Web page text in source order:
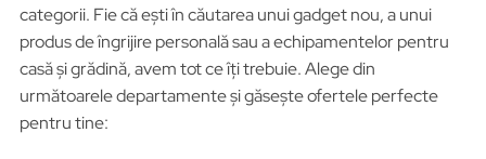
categorii. Fie că ești în căutarea unui gadget nou, a unui
produs de îngrijire personală sau a echipamentelor pentru
casă și grădină, avem tot ce îți trebuie. Alege din
următoarele departamente și găsește ofertele perfecte
pentru tine: